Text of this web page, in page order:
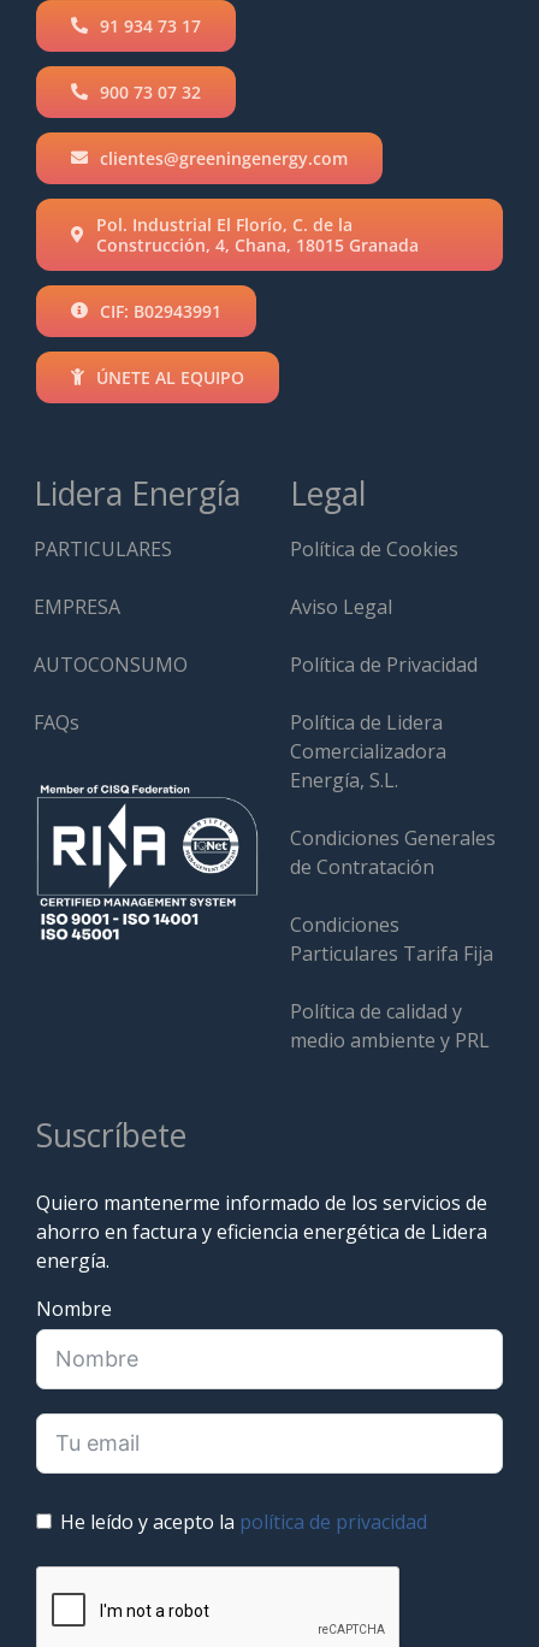
91 934 73 17
900 73 07 32
clientes@greeningenergy.com
Pol. Industrial El Florío, C. de la
Construcción, 4, Chana, 18015 Granada
CIF: B02943991
ÚNETE AL EQUIPO
Lidera Energía
PARTICULARES
EMPRESA
AUTOCONSUMO
FAQs
Legal
Política de Cookies
Aviso Legal
Política de Privacidad
Política de Lidera
Comercializadora
Energía, S.L.
Condiciones Generales
de Contratación
Condiciones
Particulares Tarifa Fija
Política de calidad y
medio ambiente y PRL
Suscríbete
Quiero mantenerme informado de los servicios de
ahorro en factura y eficiencia energética de Lidera
energía.
Nombre
He leído y acepto la política de privacidad